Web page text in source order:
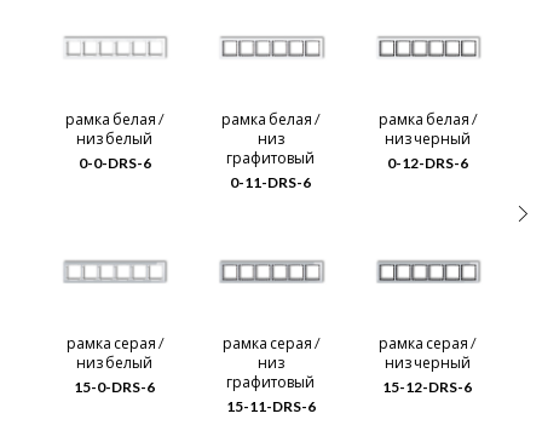
рамка белая /
низ белый
0-0-DRS-6
рамка белая /
низ
графитовый
0-11-DRS-6
рамка белая /
низ черный
0-12-DRS-6
рамка серая /
низ белый
15-0-DRS-6
рамка серая /
низ
графитовый
15-11-DRS-6
рамка серая /
низ черный
15-12-DRS-6